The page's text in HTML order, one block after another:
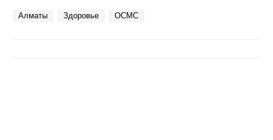
Алматы Здоровье ОСМС